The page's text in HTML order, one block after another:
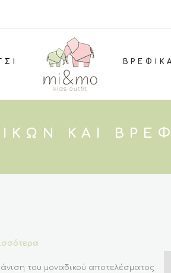
ΚΑΙ
του μοναδικού αποτελέσματος